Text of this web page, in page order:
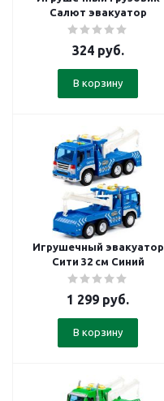
Салют эвакуатор
324руб.
В корзину
Игрушечный эвакуатор
Сити 32 см Синий
1 299 руб.
В корзину